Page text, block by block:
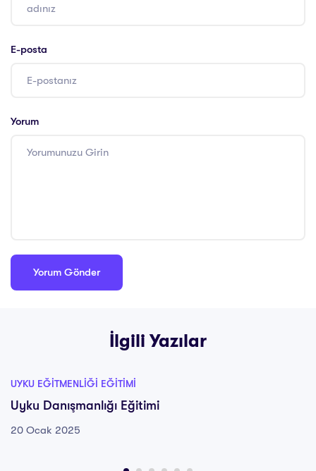
E-posta
Yorum
İlgili Yazılar
UYKU EĞITMENLIĞI EĞITIMI
Uyku Danışmanlığı Eğitimi
20 Ocak 2025